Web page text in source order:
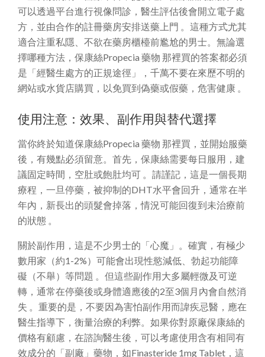
可以透過平台進行視像問診，醫生評估後會開立電子處
方，並由合作的註冊藥房安排送藥上門 。這種方式尤其
適合注重私隱、不欲在藥房櫃檯前尷尬的男士。無論選
擇哪種方法，保康絲Propecia 藥物 那裡買的答案都必須
是「經醫生處方的正規途徑」，千萬不要在來歷不明的
網站或水貨店購買，以免買到偽藥或假藥，危害健康 。
使用注意：效果、副作用與替代選擇
當你終於知道保康絲Propecia 藥物 那裡買，並開始服藥
後，有幾點必須留意。首先，保康絲需要每日服用，建
議固定時間，空肚或飽肚均可 。請謹記，這是一個長期
療程，一旦停藥，被抑制的DHT水平會回升，通常在半
年內，新長出的頭髮會掉落，情況可能回復到未治療前
的狀態 。
關於副作用，這是不少男士的「心魔」。確實，有極少
數用家（約1-2%）可能會出現性慾減低、勃起功能障
礙（不舉）等問題 。但這些副作用大多屬輕微及可逆
轉，通常在停藥後或身體適應後的2至3個月內會自然消
失 。重要的是，不要因為害怕副作用而諱疾忌醫，應在
醫生指導下，衡量治療的利弊。如果你對原廠保康絲的
價格有顧慮，在諮詢醫生後，可以考慮使用含有相同有
效成分的「副廠」藥物，如Finasteride 1mg Tablet，這